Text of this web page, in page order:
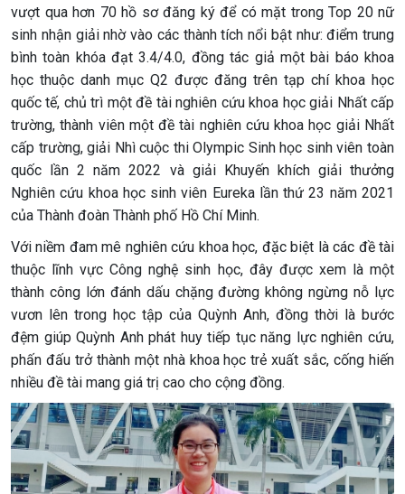
vượt qua hơn 70 hồ sơ đăng ký để có mặt trong Top 20 nữ
sinh nhận giải nhờ vào các thành tích nổi bật như: điểm trung
bình toàn khóa đạt 3.4/4.0, đồng tác giả một bài báo khoa
học thuộc danh mục Q2 được đăng trên tạp chí khoa học
quốc tế, chủ trì một đề tài nghiên cứu khoa học giải Nhất cấp
trường, thành viên một đề tài nghiên cứu khoa học giải Nhất
cấp trường, giải Nhì cuộc thi Olympic Sinh học sinh viên toàn
quốc lần 2 năm 2022 và giải Khuyến khích giải thưởng
Nghiên cứu khoa học sinh viên Eureka lần thứ 23 năm 2021
của Thành đoàn Thành phố Hồ Chí Minh.
Với niềm đam mê nghiên cứu khoa học, đặc biệt là các đề tài
thuộc lĩnh vực Công nghệ sinh học, đây được xem là một
thành công lớn đánh dấu chặng đường không ngừng nỗ lực
vươn lên trong học tập của Quỳnh Anh, đồng thời là bước
đệm giúp Quỳnh Anh phát huy tiếp tục năng lực nghiên cứu,
phấn đấu trở thành một nhà khoa học trẻ xuất sắc, cống hiến
nhiều đề tài mang giá trị cao cho cộng đồng.